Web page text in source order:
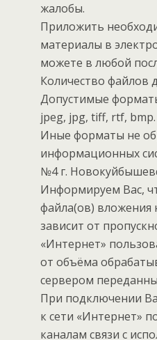
жалобы.
Приложить
материалы в
можете в любой
Количество файлов
Допустимые
jpeg, jpg, tiff, rtf, bmp.
Иные форматы не
информационных
№4 г.
Информируем Вас,
файла(ов) вложения
зависит от
«Интернет»
от объёма
сервером
При подключении
к сети «Интернет»
каналам связи с